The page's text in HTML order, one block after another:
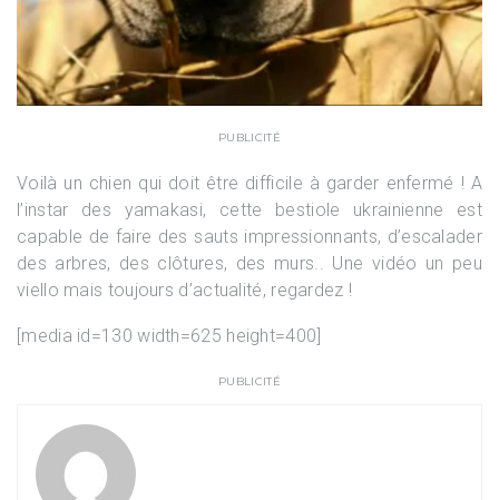
PUBLICITÉ
Voilà un chien qui doit être difficile à garder enfermé ! A
l’instar des yamakasi, cette bestiole ukrainienne est
capable de faire des sauts impressionnants, d’escalader
des arbres, des clôtures, des murs.. Une vidéo un peu
viello mais toujours d’actualité, regardez !
[media id=130 width=625 height=400]
PUBLICITÉ